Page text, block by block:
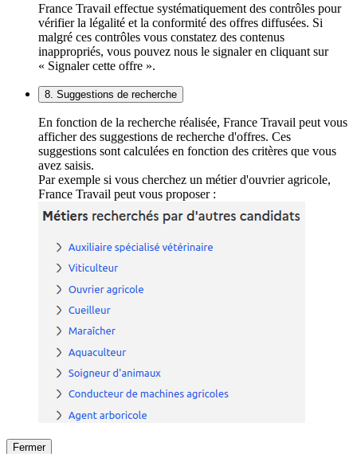
France Travail effectue systématiquement des contrôles pour
vérifier la légalité et la conformité des offres diffusées. Si
malgré ces contrôles vous constatez des contenus
inappropriés, vous pouvez nous le signaler en cliquant sur
« Signaler cette offre ».
8. Suggestions de recherche
En fonction de la recherche réalisée, France Travail peut vous
afficher des suggestions de recherche d'offres. Ces
suggestions sont calculées en fonction des critères que vous
avez saisis.
Par exemple si vous cherchez un métier d'ouvrier agricole,
France Travail peut vous proposer :
Fermer